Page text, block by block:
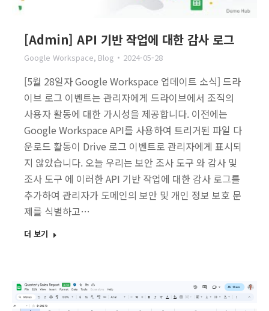
[Admin] API 기반 작업에 대한 감사 로그
Google Workspace, Blog 2024-05-28
[5월 28일자 Google Workspace 업데이트 소식] 드라
이브 로그 이벤트는 관리자에게 드라이브에서 조직의
사용자 활동에 대한 가시성을 제공합니다. 이전에는
Google Workspace API를 사용하여 트리거된 파일 다
운로드 활동이 Drive 로그 이벤트로 관리자에게 표시되
지 않았습니다. 오늘 우리는 보안 조사 도구 와 감사 및
조사 도구 에 이러한 API 기반 작업에 대한 감사 로그를
추가하여 관리자가 도메인의 보안 및 개인 정보 보호 문
제를 식별하고…
더 보기